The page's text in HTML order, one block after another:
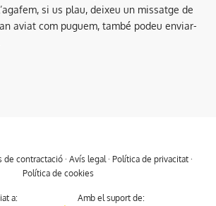
si us plau, deixeu un missatge de
aviat com puguem, també podeu enviar-
de contractació· Avís legal · Política de privacitat·
Política de cookies
a: Amb el suport de: